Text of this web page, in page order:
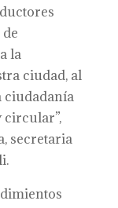
la
ciudad, al
ciudadanía
circular”,
secretaria